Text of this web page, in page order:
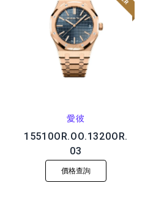
愛彼
15510OR.OO.1320OR.
03
價格查詢